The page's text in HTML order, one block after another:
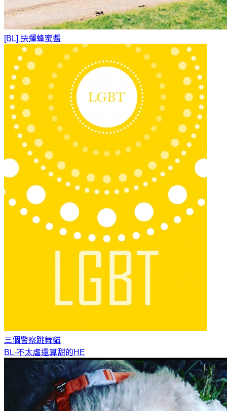
[BL] 抉擇蜂蜜醬
三個警察跳舞貓
BL-不太虐還算甜的HE